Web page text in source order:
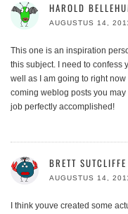
HAROLD
AUGUSTUS 14,
This one is an inspiration
this subject. I need to confess
well as I am going to right
coming weblog posts you may
job perfectly accomplished!
BRETT SUTCLIFFE
AUGUSTUS 14,
I think youve created some